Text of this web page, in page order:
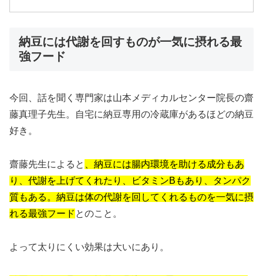
納豆には代謝を回すものが一気に摂れる最
強フード
今回、話を聞く専門家は山本メディカルセンター院長の齋
藤真理子先生。
自宅に納豆専用の冷蔵庫があるほどの納豆
好き。
齋藤先生によると
、納豆には腸内環境を助ける成分もあ
り、代謝を上げてくれたり、ビタミンBもあり、タンパク
質もある。 納豆は体の代謝を回してくれるものを一気に摂
れる最強フード とのこと。
よって太りにくい効果は大いにあり。